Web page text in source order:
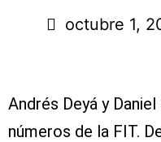
octubre 1,
Andrés Deyá y
números de la FIT.